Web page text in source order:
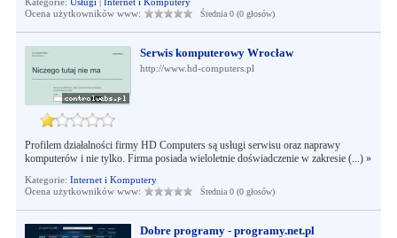
Ocena użytkowników www:
Średnia 0 (0 głosów)
Serwis komputerowy Wrocław
http://www.hd-computers.pl
Profilem działalności firmy HD Computers są usługi serwisu oraz naprawy
komputerów i nie tylko. Firma posiada wieloletnie doświadczenie w zakresie (...) »
Kategorie: Internet i Komputery
Ocena użytkowników www:
Średnia 0 (0 głosów)
Dobre programy - programy.net.pl